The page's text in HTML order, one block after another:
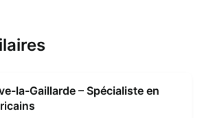
la-Gaillarde – Spécialiste en